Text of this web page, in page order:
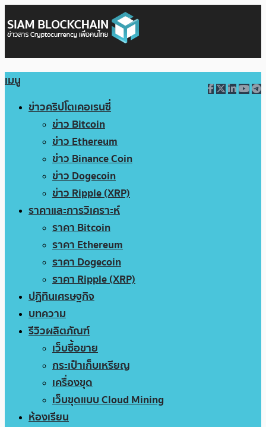
เมนู
ข่าวคริปโตเคอเรนซี่
ข่าว Bitcoin
ข่าว Ethereum
ข่าว Binance Coin
ข่าว Dogecoin
ข่าว Ripple (XRP)
ราคาและการวิเคราะห์
ราคา Bitcoin
ราคา Ethereum
ราคา Dogecoin
ราคา Ripple (XRP)
ปฏิทินเศรษฐกิจ
บทความ
รีวิวผลิตภัณฑ์
เว็บซื้อขาย
กระเป๋าเก็บเหรียญ
เครื่องขุด
เว็บขุดแบบ Cloud Mining
ห้องเรียน